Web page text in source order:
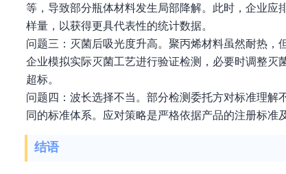
等，导致部分瓶体材料发生局部降解。此时，企业应
样量，以获得更具代表性的统计数据。
问题三：灭菌后吸光度升高。聚丙烯材料虽然耐热
企业模拟实际灭菌工艺进行验证检测，必要时调整
超标。
问题四：波长选择不当。部分检测委托方对标准理
同的标准体系。应对策略是严格依据产品的注册标准
结语